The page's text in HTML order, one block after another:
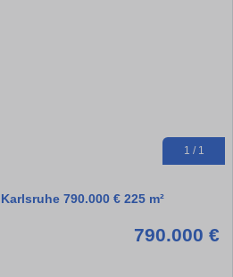
1 / 1
790.000 € 225 m²
790.000 €